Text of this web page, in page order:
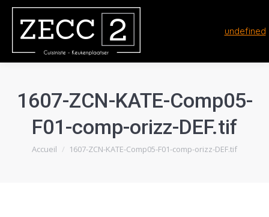
undefined
1607-ZCN-KATE-Comp05-
F01-comp-orizz-DEF.tif
Vous êtes ici :
Accueil 1607-ZCN-KATE-Comp05-F01-comp-orizz-DEF.tif